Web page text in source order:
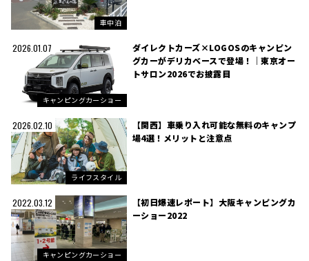
車中泊
2026.01.07
キャンピングカーショー
ダイレクトカーズ×LOGOSのキャンピン
グカーがデリカベースで登場！｜東京オー
トサロン2026でお披露目
2026.02.10
ライフスタイル
【関西】車乗り入れ可能な無料のキャンプ
場4選！メリットと注意点
2022.03.12
キャンピングカーショー
【初日爆速レポート】大阪キャンピングカ
ーショー2022